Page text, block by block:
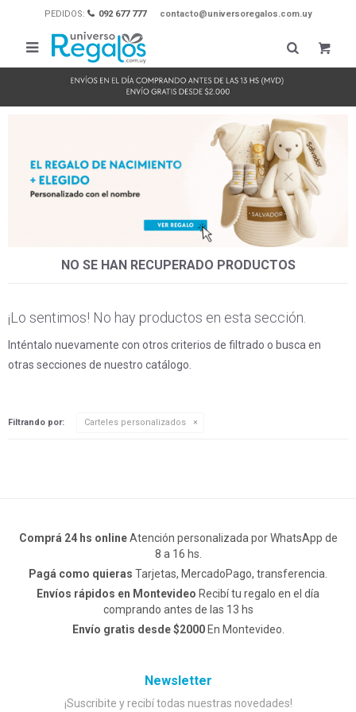
PEDIDOS: 092 677 777 contacto@universoregalos.com.uy

NO SE HAN RECUPERADO PRODUCTOS
¡Lo sentimos! No hay productos en esta sección.
Inténtalo nuevamente con otros criterios de filtrado o busca en
otras secciones de nuestro catálogo.
Filtrando por: Carteles personalizados
Comprá 24 hs onlineAtención personalizada por WhatsApp de
8 a 16 hs.
Pagá como quieras Tarjetas, MercadoPago, transferencia.
Envíos rápidos en Montevideo Recibí tu regalo en el día
comprando antes de las 13 hs
Envío gratis desde $2000En Montevideo.
Newsletter
¡Suscribite y recibí todas nuestras novedades!